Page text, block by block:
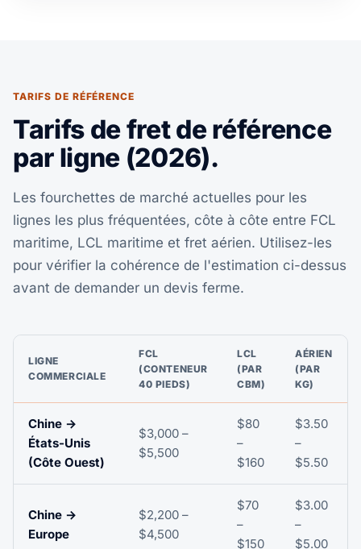
TARIFS DE RÉFÉRENCE
Tarifs de fret de référence
par ligne (2026).
Les fourchettes de marché actuelles pour les
lignes les plus fréquentées, côte à côte entre FCL
maritime, LCL maritime et fret aérien. Utilisez-les
pour vérifier la cohérence de l'estimation ci-dessus
avant de demander un devis ferme.
LIGNE
COMMERCIALE
FCL
(CONTENEUR
40 PIEDS)
LCL
(PAR
CBM)
AÉRIEN
(PAR
KG)
Chine →
États-Unis
(Côte Ouest)
$3,000 –
$5,500
$80
–
$160
$3.50
–
$5.50
Chine →
Europe
$2,200 –
$4,500
$70
–
$150
$3.00
–
$5.00